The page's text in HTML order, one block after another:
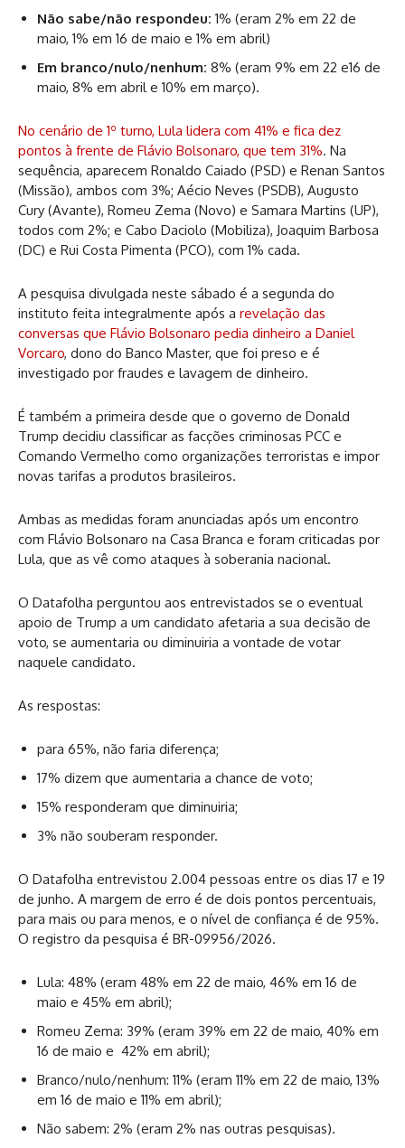
Não sabe/não respondeu: 1% (eram 2% em 22 de
maio, 1% em 16 de maio e 1% em abril)
Em branco/nulo/nenhum: 8% (eram 9% em 22 e16 de
maio, 8% em abril e 10% em março).
No cenário de 1º turno, Lula lidera com 41% e fica dez
pontos à frente de Flávio Bolsonaro, que tem 31%. Na
sequência, aparecem Ronaldo Caiado (PSD) e Renan Santos
(Missão), ambos com 3%; Aécio Neves (PSDB), Augusto
Cury (Avante), Romeu Zema (Novo) e Samara Martins (UP),
todos com 2%; e Cabo Daciolo (Mobiliza), Joaquim Barbosa
(DC) e Rui Costa Pimenta (PCO), com 1% cada.
A pesquisa divulgada neste sábado é a segunda do
instituto feita integralmente após a revelação das
conversas que Flávio Bolsonaro pedia dinheiro a Daniel
Vorcaro, dono do Banco Master, que foi preso e é
investigado por fraudes e lavagem de dinheiro.
É também a primeira desde que o governo de Donald
Trump decidiu classificar as facções criminosas PCC e
Comando Vermelho como organizações terroristas e impor
novas tarifas a produtos brasileiros.
Ambas as medidas foram anunciadas após um encontro
com Flávio Bolsonaro na Casa Branca e foram criticadas por
Lula, que as vê como ataques à soberania nacional.
O Datafolha perguntou aos entrevistados se o eventual
apoio de Trump a um candidato afetaria a sua decisão de
voto, se aumentaria ou diminuiria a vontade de votar
naquele candidato.
As respostas:
para 65%, não faria diferença;
17% dizem que aumentaria a chance de voto;
15% responderam que diminuiria;
3% não souberam responder.
O Datafolha entrevistou 2.004 pessoas entre os dias 17 e 19
de junho. A margem de erro é de dois pontos percentuais,
para mais ou para menos, e o nível de confiança é de 95%.
O registro da pesquisa é BR-09956/2026.
Lula: 48% (eram 48% em 22 de maio, 46% em 16 de
maio e 45% em abril);
Romeu Zema: 39% (eram 39% em 22 de maio, 40% em
16 de maio e 42% em abril);
Branco/nulo/nenhum: 11% (eram 11% em 22 de maio, 13%
em 16 de maio e 11% em abril);
Não sabem: 2% (eram 2% nas outras pesquisas).